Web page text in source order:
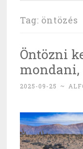
Tag: öntözés
Öntözni
2025-09-25 ~